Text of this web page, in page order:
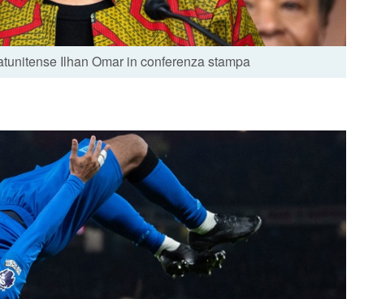
Ilhan Omar in conferenza stampa